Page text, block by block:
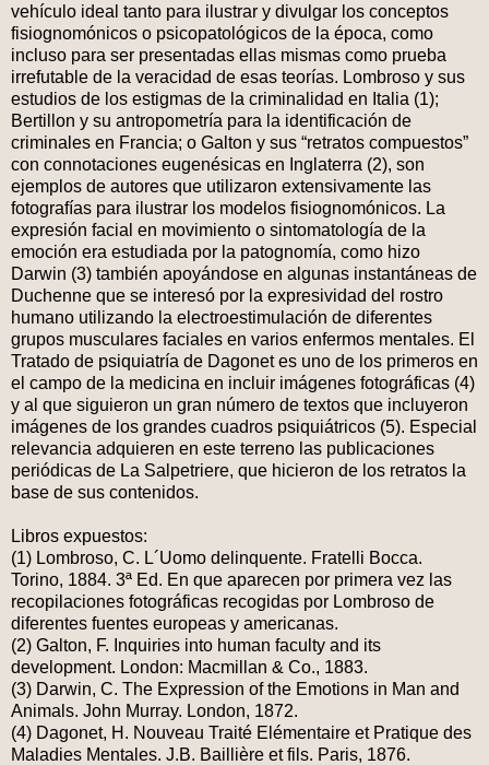
vehículo ideal tanto para ilustrar y divulgar los conceptos
fisiognomónicos o psicopatológicos de la época, como
incluso para ser presentadas ellas mismas como prueba
irrefutable de la veracidad de esas teorías. Lombroso y sus
estudios de los estigmas de la criminalidad en Italia (1);
Bertillon y su antropometría para la identificación de
criminales en Francia; o Galton y sus “retratos compuestos”
con connotaciones eugenésicas en Inglaterra (2), son
ejemplos de autores que utilizaron extensivamente las
fotografías para ilustrar los modelos fisiognomónicos. La
expresión facial en movimiento o sintomatología de la
emoción era estudiada por la patognomía, como hizo
Darwin (3) también apoyándose en algunas instantáneas de
Duchenne que se interesó por la expresividad del rostro
humano utilizando la electroestimulación de diferentes
grupos musculares faciales en varios enfermos mentales. El
Tratado de psiquiatría de Dagonet es uno de los primeros en
el campo de la medicina en incluir imágenes fotográficas (4)
y al que siguieron un gran número de textos que incluyeron
imágenes de los grandes cuadros psiquiátricos (5). Especial
relevancia adquieren en este terreno las publicaciones
periódicas de La Salpetriere, que hicieron de los retratos la
base de sus contenidos.
Libros expuestos:
(1) Lombroso, C. L´Uomo delinquente. Fratelli Bocca.
Torino, 1884. 3ª Ed. En que aparecen por primera vez las
recopilaciones fotográficas recogidas por Lombroso de
diferentes fuentes europeas y americanas.
(2) Galton, F. Inquiries into human faculty and its
development. London: Macmillan & Co., 1883.
(3) Darwin, C. The Expression of the Emotions in Man and
Animals. John Murray. London, 1872.
(4) Dagonet, H. Nouveau Traité Elémentaire et Pratique des
Maladies Mentales. J.B. Baillière et fils. Paris, 1876.